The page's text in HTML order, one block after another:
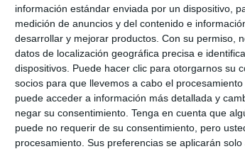
información estándar enviada por un dispositivo,
medición de anuncios y del contenido e
desarrollar y mejorar productos. Con su permiso,
datos de localización geográfica precisa e
dispositivos. Puede hacer clic para otorgarnos su
socios para que llevemos a cabo el
puede acceder a información más detallada y
negar su consentimiento. Tenga en cuenta que
puede no requerir de su consentimiento, pero
procesamiento. Sus preferencias se aplicarán
de Galicia